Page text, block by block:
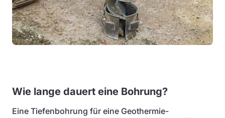
Wie lange dauert eine Bohrung?
Eine Tiefenbohrung für eine Geothermie-